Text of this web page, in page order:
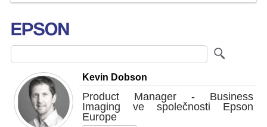
Kevin Dobson
Product Manager - Business
Imaging ve společnosti Epson
Europe